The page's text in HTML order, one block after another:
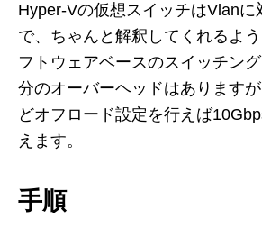
Hyper-Vの仮想スイッチはVlanに
で、ちゃんと解釈してくれるよ
フトウェアベースのスイッチン
分のオーバーヘッドはあります
どオフロード設定を行えば
えます。
手順